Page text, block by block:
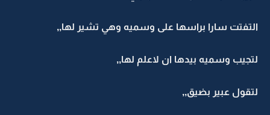
التفتت سارا براسها على وسميه وهي تشير لها,,
لتجيب وسميه بيدها ان لاعلم لها,,
لتقول عبير بضيق,,